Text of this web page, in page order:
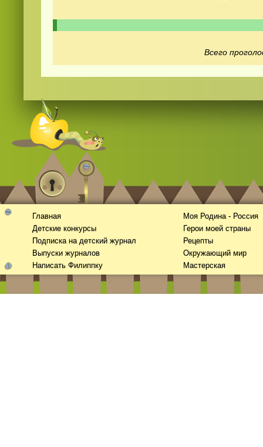
Всего
Главная
Детские конкурсы
Подписка на детский журнал
Выпуски журналов
Написать Филиппку
Моя Родина - Россия
Герои моей страны
Рецепты
Окружающий мир
Мастерская